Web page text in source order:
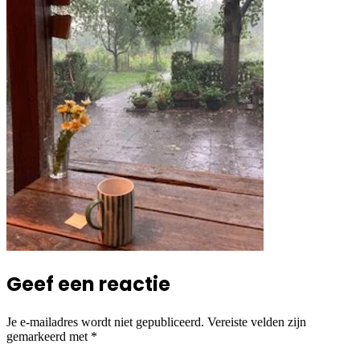
Geef een reactie
Je e-mailadres wordt niet gepubliceerd. Vereiste velden zijn
gemarkeerd met *